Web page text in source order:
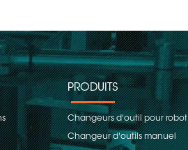
PRODUITS
Changeurs d'outil pour robot
Changeur d'outils manuel